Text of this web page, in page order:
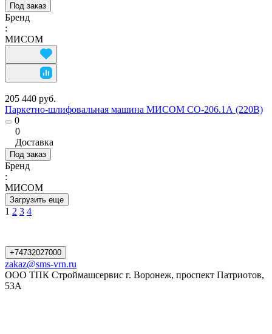
Под заказ
Бренд
:
МИСОМ
205 440 руб.
Паркетно-шлифовальная машина МИСОМ СО-206.1А (220В)
0
0
Доставка
Под заказ
Бренд
:
МИСОМ
Загрузить еще
1 2 3 4
+74732027000
zakaz@sms-vrn.ru
ООО ТПК Строймашсервис г. Воронеж, проспект Патриотов,
53А